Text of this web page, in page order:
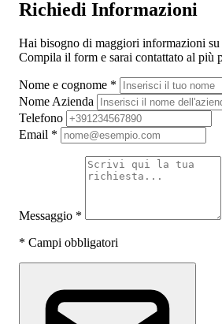
Richiedi Informazioni
Hai bisogno di maggiori informazioni su
Compila il form e sarai contattato al più
Nome e cognome *
Nome Azienda
Telefono
Email *
Messaggio *
* Campi obbligatori